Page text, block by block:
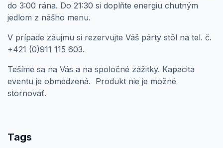
do 3:00 rána. Do 21:30 si doplňte energiu chutným
jedlom z nášho menu.
V prípade záujmu si rezervujte Váš párty stôl na tel. č.
+421 (0)911 115 603.
Tešíme sa na Vás a na spoločné zážitky. Kapacita
eventu je obmedzená. Produkt nie je možné
stornovať.
Tags